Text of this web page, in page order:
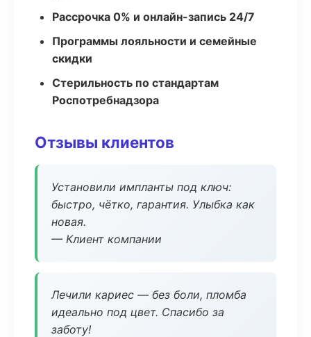
Рассрочка 0% и онлайн-запись 24/7
Программы лояльности и семейные
скидки
Стерильность по стандартам
Роспотребнадзора
Отзывы клиентов
Установили импланты под ключ:
быстро, чётко, гарантия. Улыбка как
новая.
— Клиент компании
Лечили кариес — без боли, пломба
идеально под цвет. Спасибо за
заботу!